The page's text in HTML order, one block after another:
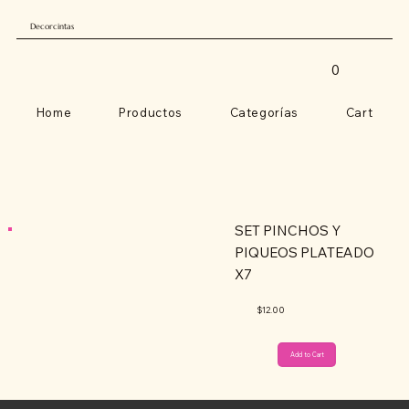
Decorcintas
Home Productos Categorías Cart
0
Add to Cart
SET PINCHOS Y
PIQUEOS PLATEADO
X7
$12.00